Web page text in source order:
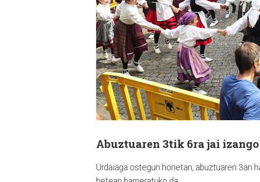
Abuztuaren 3tik 6ra jai
Urdaiaga ostegun honetan, abuztuaren 3an